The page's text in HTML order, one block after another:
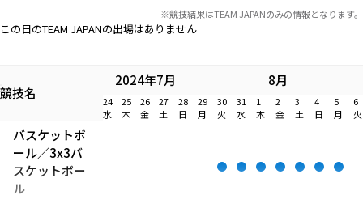
※競技結果はTEAM JAPANのみの情報となります。
この日のTEAM JAPANの出場はありません
競技名
2024年7月 8月
24 25 26 27 28 29 30 31 1 2 3 4 5
6
水
木 金 土 日 月 火 水 木 金 土 日 月 火
バスケットボ
ール／3x3バ
スケットボー
ル